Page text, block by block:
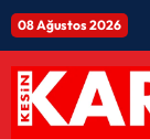
08 Ağustos 2026